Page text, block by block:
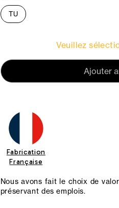
TU
Veuillez
Ajouter
Fabrication
Française
Nous avons fait le choix de
préservant des emplois.